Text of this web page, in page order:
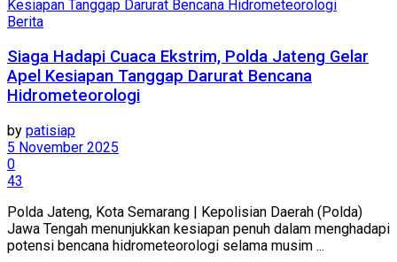
Berita
Siaga Hadapi Cuaca Ekstrim, Polda Jateng Gelar
Apel Kesiapan Tanggap Darurat Bencana
Hidrometeorologi
by patisiap
5 November 2025
0
43
Polda Jateng, Kota Semarang | Kepolisian Daerah (Polda)
Jawa Tengah menunjukkan kesiapan penuh dalam menghadapi
potensi bencana hidrometeorologi selama musim ...